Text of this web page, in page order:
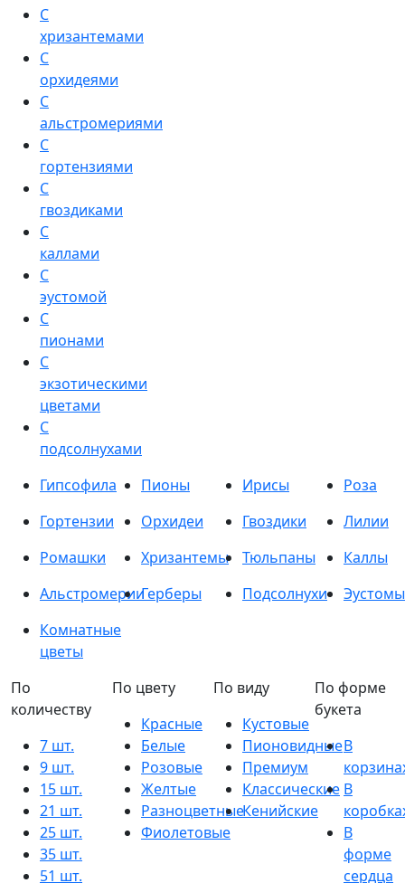
С
хризантемами
С
орхидеями
С
альстромериями
С
гортензиями
С
гвоздиками
С
каллами
С
эустомой
С
пионами
С
экзотическими
цветами
С
подсолнухами
Гипсофила
Пионы Ирисы
Роза
Гортензии
Орхидеи Гвоздики
Лилии
Ромашки
Хризантемы Тюльпаны
Каллы
АльстромерииГерберы Подсолнухи
Эустомы
Комнатные
цветы
По
количеству
7 шт.
9 шт.
15 шт.
21 шт.
25 шт.
35 шт.
51 шт.
По цвету
Красные
Белые
Розовые
Желтые
Разноцветные
Фиолетовые
По виду
Кустовые
Пионовидные
Премиум
Классические
Кенийские
По форме
букета
В
В
В
форме
сердца